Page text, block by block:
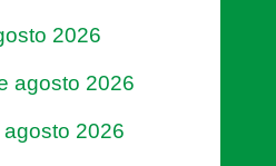
2026
agosto 2026
2026